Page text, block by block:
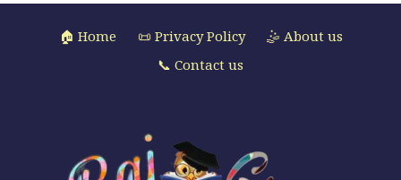
🏠 Home 📜 Privacy Policy
🤹 About us
📞 Contact us